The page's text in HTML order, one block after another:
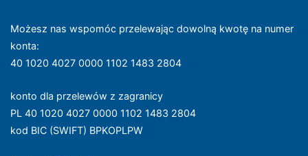
Możesz nas wspomóc przelewając dowolną kwotę na numer
konta:
40 1020 4027 0000 1102 1483 2804
konto dla przelewów z zagranicy
PL 40 1020 4027 0000 1102 1483 2804
kod BIC (SWIFT) BPKOPLPW